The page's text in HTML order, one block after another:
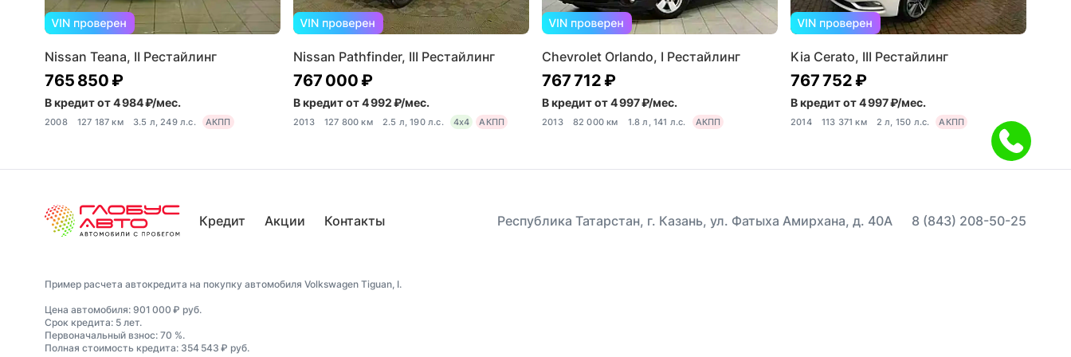
Nissan Teana, II Рестайлинг
765 850 ₽
В кредит от 4 984 ₽/мес.
2008 127 187 км 3.5 л, 249 л.с. АКПП
Nissan Pathfinder, III Рестайлинг
767 000 ₽
В кредит от 4 992 ₽/мес.
2013 127 800 км 2.5 л, 190 л.с. 4x4 АКПП
Chevrolet Orlando, I Рестайлинг
767 712 ₽
В кредит от 4 997 ₽/мес.
2013 82 000 км 1.8 л, 141 л.с. АКПП
Kia Cerato, III Рестайлинг
767 752 ₽
В кредит от 4 997 ₽/мес.
2014 113 371 км 2 л, 150 л.с. АКПП
Кредит Акции Контакты Республика Татарстан, г. Казань, ул. Фатыха Амирхана, д. 40А 8 (843) 208-50-25
Пример расчета автокредита на покупку автомобиля Volkswagen Tiguan, I.
Цена автомобиля: 901 000 ₽ руб.
Срок кредита: 5 лет.
Первоначальный взнос: 70 %.
Полная стоимость кредита: 354 543 ₽ руб.